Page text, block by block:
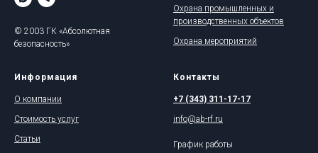
© 2003 ГК «Абсолютная
безопасность»
Охрана промышленных и
производственных объектов
Охрана мероприятий
Информация
О компании
Стоимость услуг
Статьи
Контакты
+7 (343) 311-17-17
info@ab-rf.ru
График работы